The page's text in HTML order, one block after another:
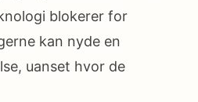
blokerer for
kan nyde en
uanset hvor de